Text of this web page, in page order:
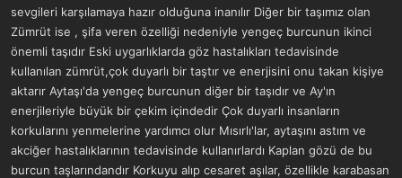
sevgileri karşılamaya hazır olduğuna inanılır Diğer bir taşımız olan
Zümrüt ise , şifa veren özelliği nedeniyle yengeç burcunun ikinci
önemli taşıdır Eski uygarlıklarda göz hastalıkları tedavisinde
kullanılan zümrüt,çok duyarlı bir taştır ve enerjisini onu takan kişiye
aktarır Aytaşı'da yengeç burcunun diğer bir taşıdır ve Ay'ın
enerjileriyle büyük bir çekim içindedir Çok duyarlı insanların
korkularını yenmelerine yardımcı olur Mısırlı'lar, aytaşını astım ve
akciğer hastalıklarının tedavisinde kullanırlardı Kaplan gözü de bu
burcun taşlarındandır Korkuyu alıp cesaret aşılar, özellikle karabasan